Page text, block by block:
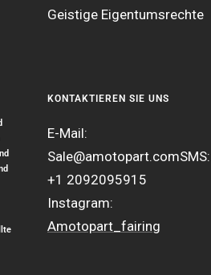
Geistige Eigentumsrechte
KONTAKTIEREN SIE UNS
E-Mail:
Sale@amotopart.comSMS:
+1 2092095915
Instagram:
Amotopart_fairing